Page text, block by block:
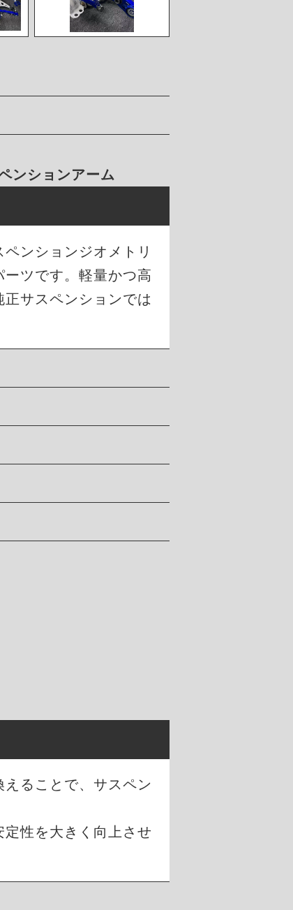
ンションアーム
ンションジオメトリ
ツです。軽量かつ高
サスペンションでは
ることで、サスペン
性を大きく向上させ